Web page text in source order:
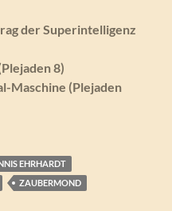
der Superintelligenz
8)
Maschine (Plejaden
EHRHARDT
ZAUBERMOND